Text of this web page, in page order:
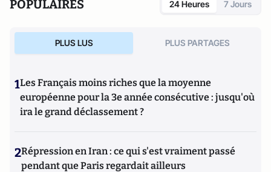
POPULAIRES 24 Heures 7 Jours
PLUS LUS PLUS PARTAGES
1Les Français moins riches que la moyenne
européenne pour la 3e année consécutive : jusqu'où
ira le grand déclassement ?
2Répression en Iran : ce qui s'est vraiment passé
pendant que Paris regardait ailleurs